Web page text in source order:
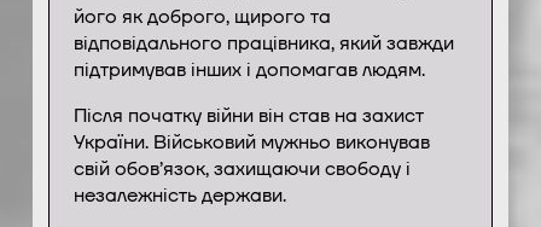
його як доброго, щирого та
відповідального працівника, який завжди
підтримував інших і допомагав людям.
Після початку війни він став на захист
України. Військовий мужньо виконував
свій обов’язок, захищаючи свободу і
незалежність держави.